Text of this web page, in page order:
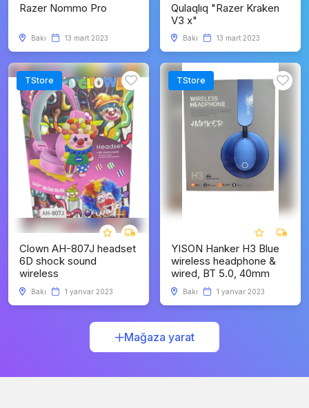
Razer Nommo Pro
Bakı 13 mart 2023
Qulaqlıq "Razer Kraken
V3 x"
Bakı 13 mart 2023
TStore
Clown AH-807J headset
6D shock sound
wireless
Bakı 1 yanvar 2023
TStore
YISON Hanker H3 Blue
wireless headphone &
wired, BT 5.0, 40mm
Bakı 1 yanvar 2023
Mağaza yarat